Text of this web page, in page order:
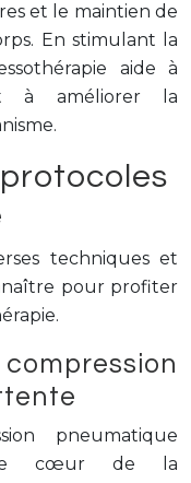
et le maintien de
En stimulant la
aide à
à améliorer la
techniques et
pour profiter
pneumatique
le cœur de la